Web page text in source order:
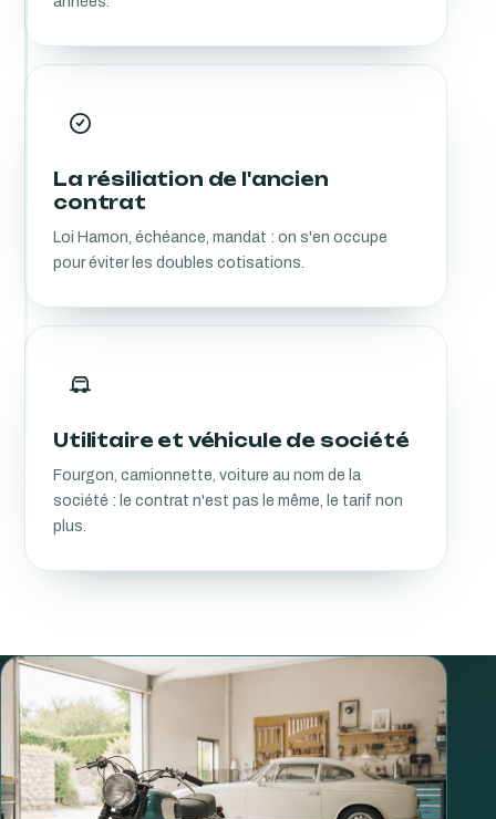
La résiliation de l'ancien
contrat
Loi Hamon, échéance, mandat : on s'en occupe
pour éviter les doubles cotisations.
Utilitaire et véhicule de société
Fourgon, camionnette, voiture au nom de la
société : le contrat n'est pas le même, le tarif non
plus.